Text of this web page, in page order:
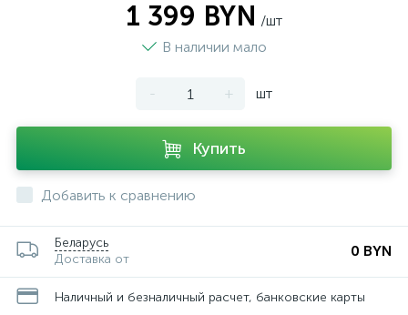
1 399 BYN /шт
В наличии мало
- + шт
Купить
Добавить к сравнению
Беларусь
Доставка от
0 BYN
Наличный и безналичный расчет, банковские карты